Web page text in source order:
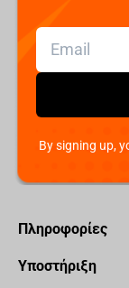
+357 95952841
Πληροφορίες
Υποστήριξη
By signing up,